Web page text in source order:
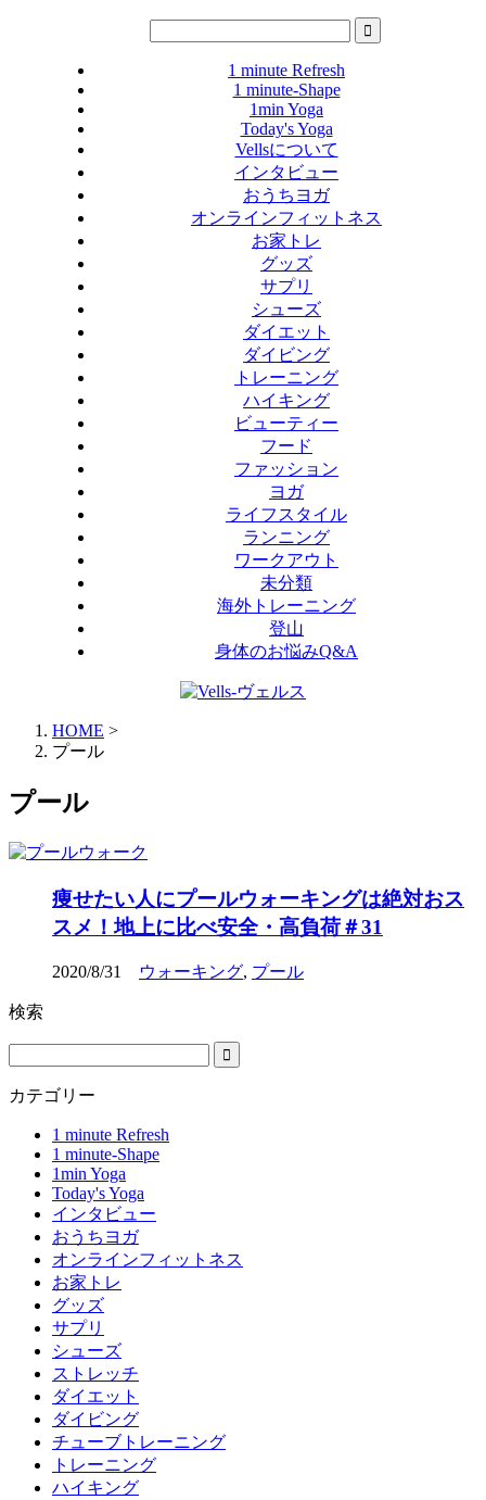
1 minute Refresh
1 minute-Shape
1min Yoga
Today's Yoga
Vellsについて
インタビュー
おうちヨガ
オンラインフィットネス
お家トレ
グッズ
サプリ
シューズ
ダイエット
ダイビング
トレーニング
ハイキング
ビューティー
フード
ファッション
ヨガ
ライフスタイル
ランニング
ワークアウト
未分類
海外トレーニング
登山
身体のお悩みQ&A
HOME >
プール
プール
痩せたい人にプールウォーキングは絶対おス
スメ！地上に比べ安全・高負荷＃31
2020/8/31 ウォーキング, プール
検索
カテゴリー
1 minute Refresh
1 minute-Shape
1min Yoga
Today's Yoga
インタビュー
おうちヨガ
オンラインフィットネス
お家トレ
グッズ
サプリ
シューズ
ストレッチ
ダイエット
ダイビング
チューブトレーニング
トレーニング
ハイキング